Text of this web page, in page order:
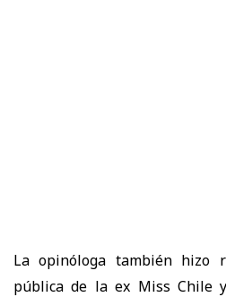
La opinóloga también hizo
pública de la ex Miss Chile